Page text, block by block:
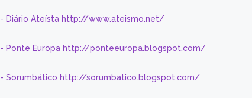
- Diário Ateísta http://www.ateismo.net/
- Ponte Europa http://ponteeuropa.blogspot.com/
- Sorumbático http://sorumbatico.blogspot.com/